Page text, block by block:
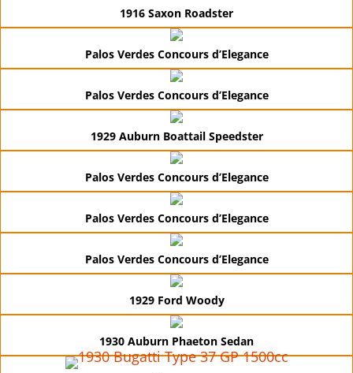
1916 Saxon Roadster
Palos Verdes Concours d’Elegance
Palos Verdes Concours d’Elegance
1929 Auburn Boattail Speedster
Palos Verdes Concours d’Elegance
Palos Verdes Concours d’Elegance
Palos Verdes Concours d’Elegance
1929 Ford Woody
1930 Auburn Phaeton Sedan